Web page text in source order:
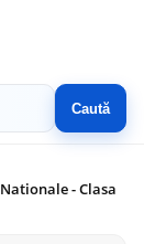
Caută
- Clasa